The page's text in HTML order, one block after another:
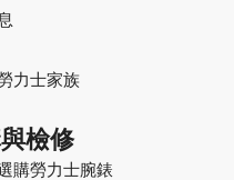
力士家族
檢修
購勞力士腕錶